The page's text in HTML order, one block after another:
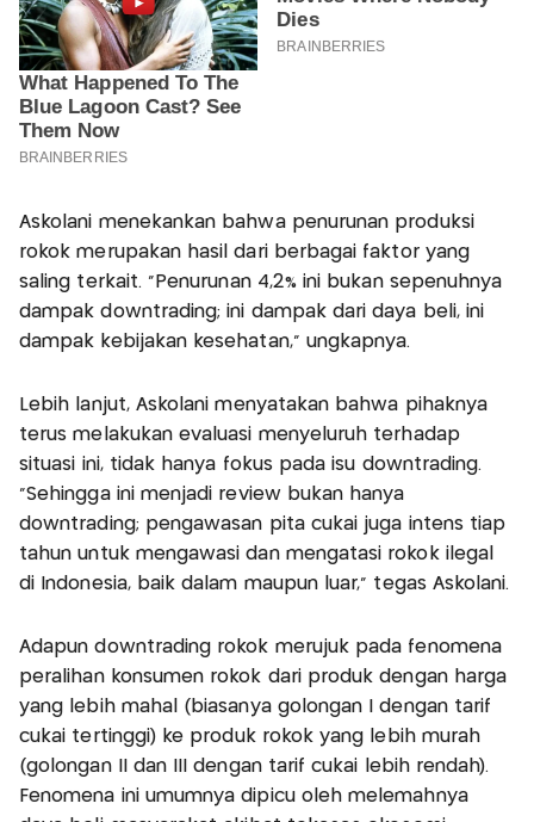
Askolani menekankan bahwa penurunan produksi
rokok merupakan hasil dari berbagai faktor yang
saling terkait. “Penurunan 4,2% ini bukan sepenuhnya
dampak downtrading; ini dampak dari daya beli, ini
dampak kebijakan kesehatan,” ungkapnya.​
Lebih lanjut, Askolani menyatakan bahwa pihaknya
terus melakukan evaluasi menyeluruh terhadap
situasi ini, tidak hanya fokus pada isu downtrading.
“Sehingga ini menjadi review bukan hanya
downtrading; pengawasan pita cukai juga intens tiap
tahun untuk mengawasi dan mengatasi rokok ilegal
di Indonesia, baik dalam maupun luar,” tegas Askolani.​
Adapun downtrading rokok merujuk pada fenomena
peralihan konsumen rokok dari produk dengan harga
yang lebih mahal (biasanya golongan I dengan tarif
cukai tertinggi) ke produk rokok yang lebih murah
(golongan II dan III dengan tarif cukai lebih rendah).
Fenomena ini umumnya dipicu oleh melemahnya